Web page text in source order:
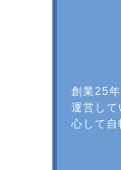
創業25
運営し
心して自